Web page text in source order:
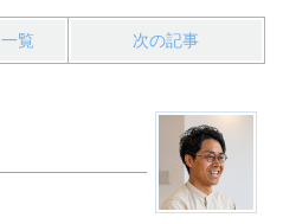
一覧 次の記事